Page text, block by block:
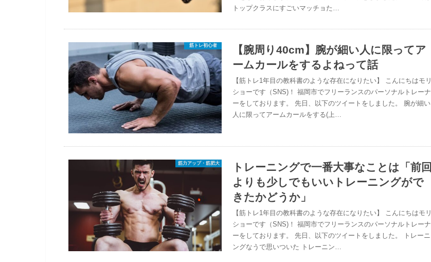
トップクラスにすごいマッチョた…
筋トレ初心者
【腕周り40cm】腕が細い人に限ってア
ームカールをするよねって話
【筋トレ1年目の教科書のような存在になりたい】 こんにちはモリ
ショーです（SNS)！ 福岡市でフリーランスのパーソナルトレーナ
ーをしております。 先日、以下のツイートをしました。 腕が細い
人に限ってアームカールをする(上…
筋力アップ・筋肥大
トレーニングで一番大事なことは「前回
よりも少しでもいいトレーニングがで
きたかどうか」
【筋トレ1年目の教科書のような存在になりたい】 こんにちはモリ
ショーです（SNS)！ 福岡市でフリーランスのパーソナルトレーナ
ーをしております。 先日、以下のツイートをしました。 トレーニ
ングなうで思いついた トレーニン…